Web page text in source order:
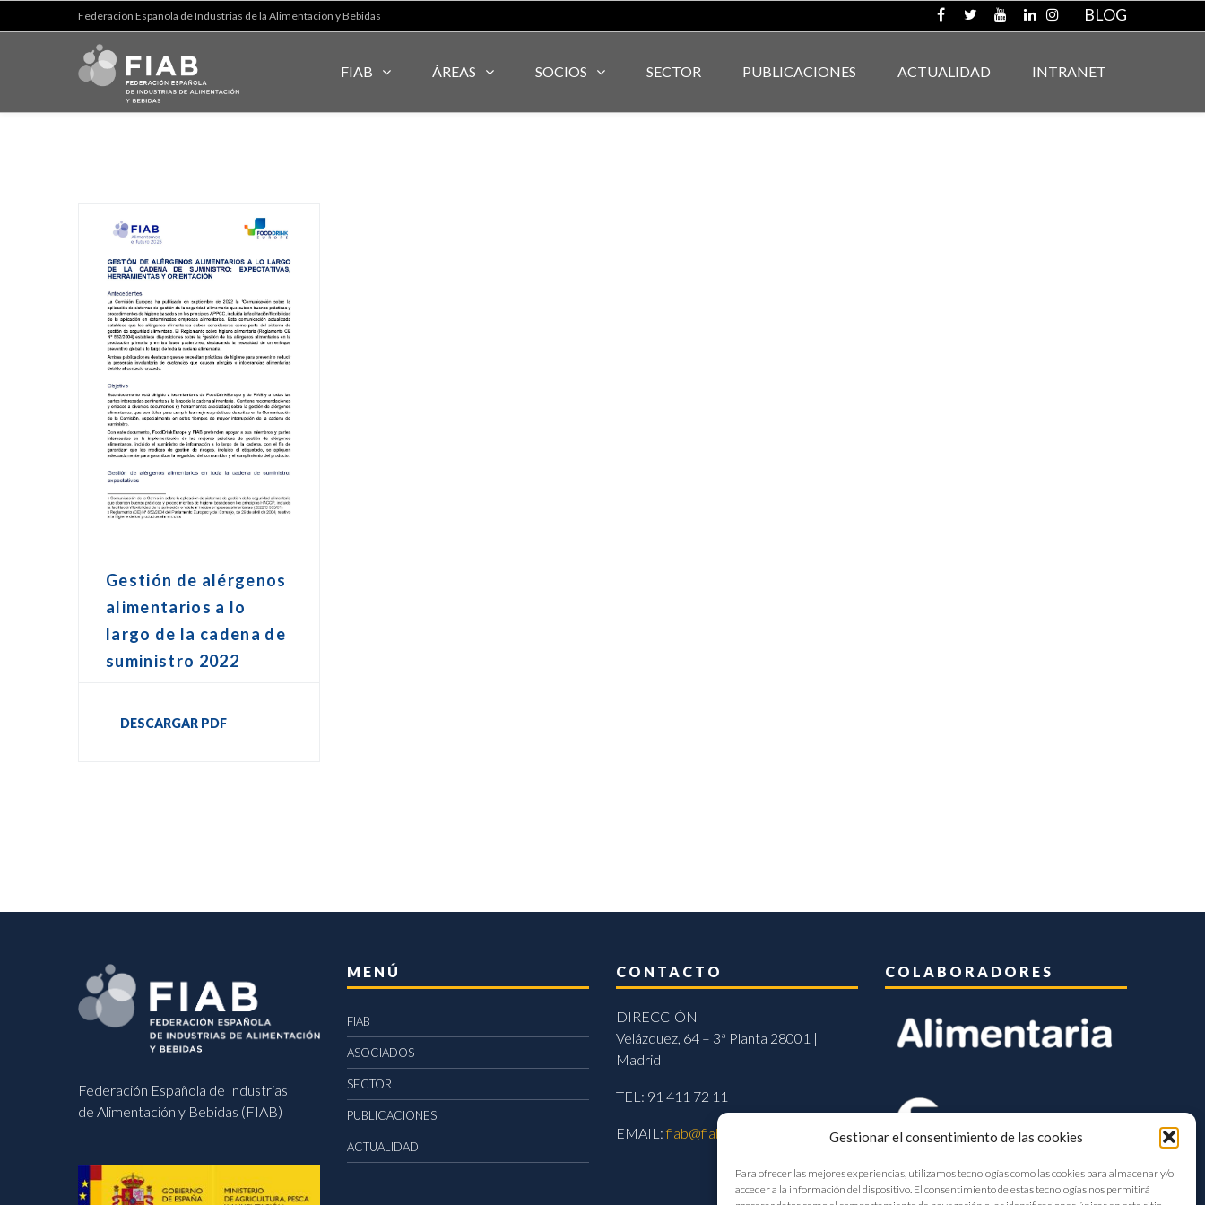
Gestionar el consentimiento de las cookies
Para ofrecer las mejores experiencias, utilizamos tecnologías como las cookies para almacenar y/o
acceder a la información del dispositivo. El consentimiento de estas tecnologías nos permitirá
Federación Española de Industrias de la Alimentación y Bebidas BLOG
FIAB ÁREAS SOCIOS SECTOR PUBLICACIONES ACTUALIDAD INTRANET
Gestión de alérgenos
alimentarios a lo
largo de la cadena de
suministro 2022
DESCARGAR PDF
Federación Española de Industrias
de Alimentación y Bebidas (FIAB)
MENÚ
FIAB
ASOCIADOS
SECTOR
PUBLICACIONES
ACTUALIDAD
CONTACTO
DIRECCIÓN
Velázquez, 64 – 3ª Planta 28001 |
Madrid
TEL: 91 411 72 11
EMAIL:fiab@fiab.es
COLABORADORES